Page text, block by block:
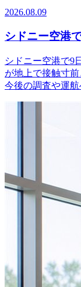
2026.08.09
シドニー空港
シドニー空港で9
が地上で接触寸
今後の調査や運航